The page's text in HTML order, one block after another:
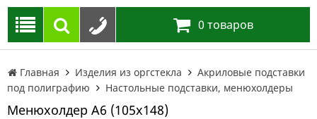
0 товаров
Главная Изделия из оргстекла
Акриловые подставки
под полиграфию
Настольные подставки, менюхолдеры
Менюхолдер А6 (105х148)